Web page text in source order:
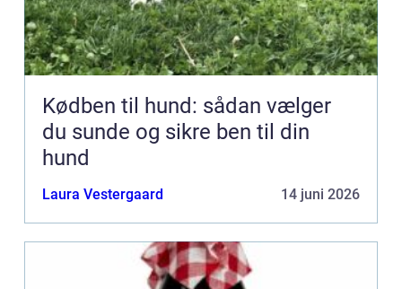
Kødben til hund: sådan vælger
du sunde og sikre ben til din
hund
Laura Vestergaard 14 juni 2026